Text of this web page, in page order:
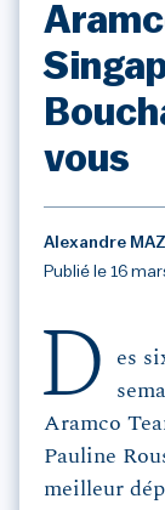
vous
Alexandre
Publié le 16
D
es
Aramco
Pauline
meilleur